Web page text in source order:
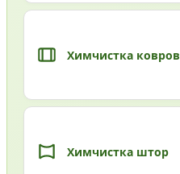
Химчистка ковров
Химчистка штор